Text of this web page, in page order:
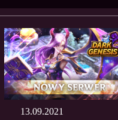
13.09.2021